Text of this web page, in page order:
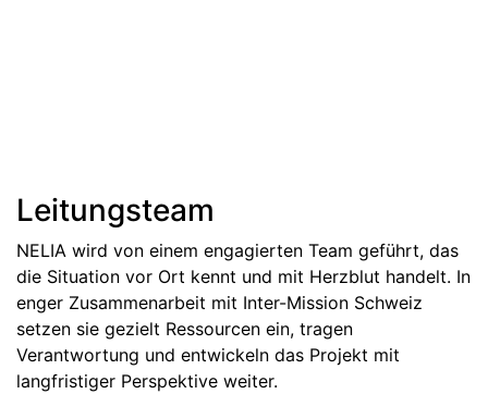
Leitungsteam
NELIA wird von einem engagierten Team geführt, das
die Situation vor Ort kennt und mit Herzblut handelt. In
enger Zusammenarbeit mit Inter-Mission Schweiz
setzen sie gezielt Ressourcen ein, tragen
Verantwortung und entwickeln das Projekt mit
langfristiger Perspektive weiter.